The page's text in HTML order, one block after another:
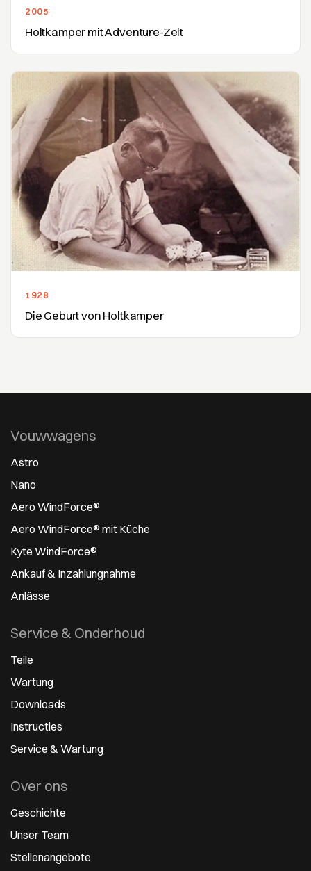
2005
Holtkamper mit Adventure-Zelt
1928
Die Geburt von Holtkamper
Vouwwagens
Astro
Nano
Aero WindForce®
Aero WindForce® mit Küche
Kyte WindForce®
Ankauf & Inzahlungnahme
Anlässe
Service & Onderhoud
Teile
Wartung
Downloads
Instructies
Service & Wartung
Over ons
Geschichte
Unser Team
Stellenangebote